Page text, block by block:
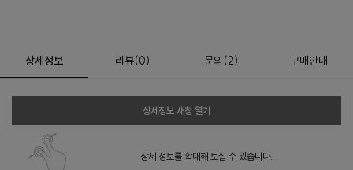
상세정보 리뷰(0) 문의 (2) 구매안내
상세정보 새창 열기
상세 정보를 확대해 보실 수 있습니다.